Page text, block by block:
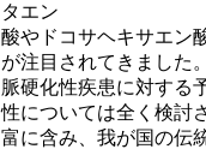
タエン
酸やドコサヘキサエン
が注目されてきました
脈硬化性疾患に対する
性については全く検討
富に含み、我が国の伝